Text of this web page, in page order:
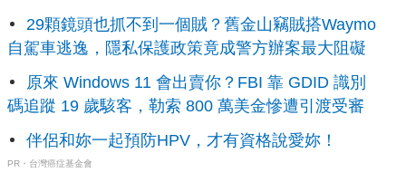
29顆鏡頭也抓不到一個賊？舊金山竊賊搭Waymo
自駕車逃逸，隱私保護政策竟成警方辦案最大阻礙
原來 Windows 11 會出賣你？FBI 靠 GDID 識別
碼追蹤 19 歲駭客，勒索 800 萬美金慘遭引渡受審
伴侶和妳一起預防HPV，才有資格說愛妳！
PR・台灣癌症基金會